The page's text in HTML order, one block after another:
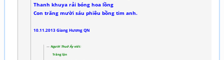
Thanh khuya rải bóng hoa lồng
Con trăng mười sáu phiêu bồng tim anh.
10.11.2013 Giang Hương QN
Người Thuở Ấy viết:
Trăng lặn